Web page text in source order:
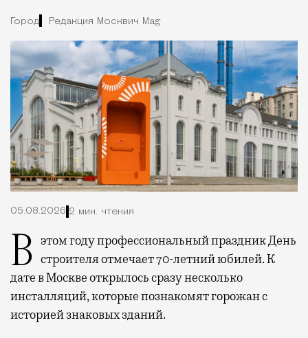
Город Редакция Москвич Mag
05.08.2026 2 мин. чтения
В этом году профессиональный праздник День строителя отмечает 70-летний юбилей. К
дате в Москве открылось сразу несколько
инсталляций, которые познакомят горожан с
историей знаковых зданий.